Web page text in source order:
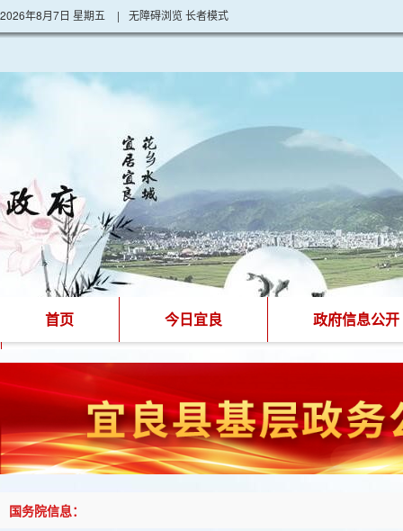
2026年8月7日 星期五 | 无障碍浏览长者模式
首页 今日宜良 政府信息公开
国务院信息：